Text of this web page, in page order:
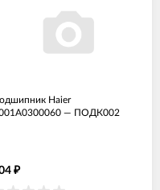
Haier
— ПОДК002
₽